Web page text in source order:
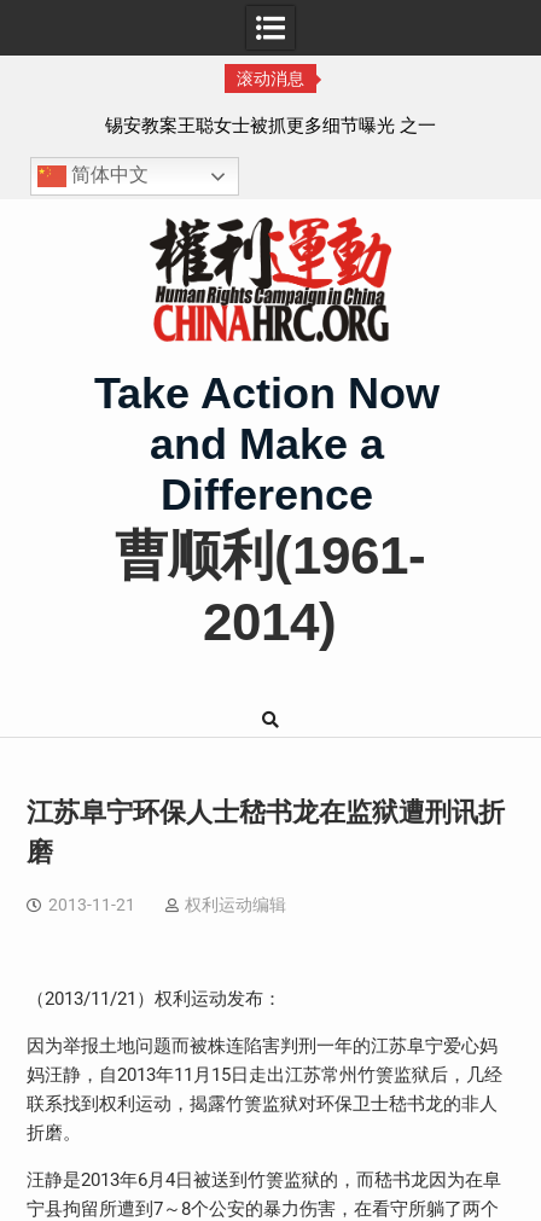
滚动消息
锡安教案王聪女士被抓更多细节曝光 之一
简体中文
Take Action Now
and Make a
Difference
曹顺利(1961-
2014)
江苏阜宁环保人士嵇书龙在监狱遭刑讯折
磨
2013-11-21 权利运动编辑
（2013/11/21 ）权利运动发布：
因为举报土地问题而被株连陷害判刑一年的江苏阜宁爱心妈
妈汪静，自2013年11 月 15日走出江苏常州竹箦监狱后，几经
联系找到权利运动，揭露竹箦监狱对环保卫士嵇书龙的非人
折磨。
汪静是2013年6月4日被送到竹箦监狱的，而嵇书龙因为在阜
宁县拘留所遭到 7～ 8个公安的暴力伤害，在看守所躺了两个